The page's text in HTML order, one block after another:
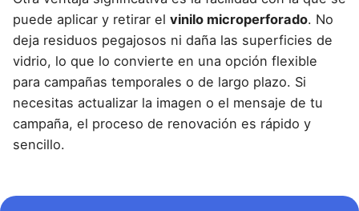
puede aplicar y retirar el vinilo microperforado. No
deja residuos pegajosos ni daña las superficies de
vidrio, lo que lo convierte en una opción flexible
para campañas temporales o de largo plazo. Si
necesitas actualizar la imagen o el mensaje de tu
campaña, el proceso de renovación es rápido y
sencillo.